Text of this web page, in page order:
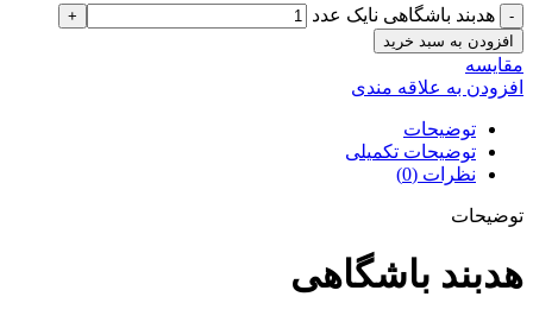
هدبند باشگاهی نایک عدد
افزودن به سبد خرید
مقايسه
افزودن به علاقه مندی
توضیحات
توضیحات تکمیلی
نظرات (0)
توضیحات
هدبند باشگاهی